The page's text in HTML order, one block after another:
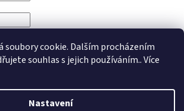
soubory cookie. Dalším procházením
souhlas s jejich používáním.. Více
Nastavení
heslo
Vytvořil Shoptet